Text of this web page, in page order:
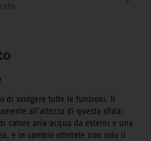
di svolgere tutte le funzioni. Il
all'altezza di questa sfida:
calore aria-acqua da esterni e una
e in cambio ottenete non solo il